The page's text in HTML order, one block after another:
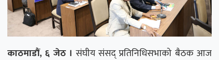
काठमाडौं, ६ जेठ । संघीय संसद् प्रतिनिधिसभाको बैठक आज